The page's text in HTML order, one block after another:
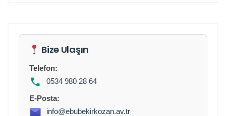
Bize Ulaşın
Telefon:
0534 980 28 64
E-Posta:
info@ebubekirkozan.av.tr